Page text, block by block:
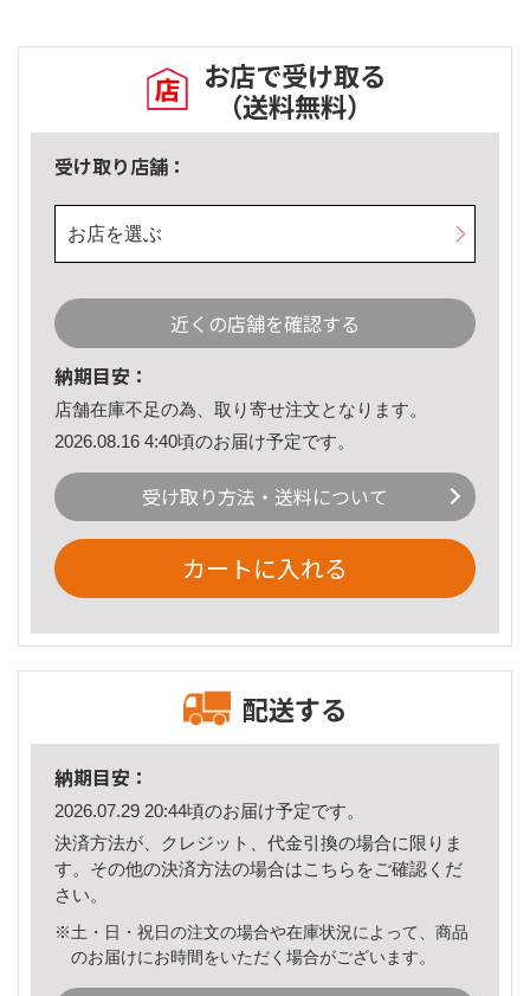
お店で受け取る
（送料無料）
受け取り店舗：
お店を選ぶ
近くの店舗を確認する
納期目安：
店舗在庫不足の為、取り寄せ注文となります。
2026.08.16 4:40頃のお届け予定です。
受け取り方法・送料について
カートに入れる
配送する
納期目安：
2026.07.29 20:44頃のお届け予定です。
決済方法が、クレジット、代金引換の場合に限りま
す。その他の決済方法の場合はこちら をご確認くだ
さい。
※土・日・祝日の注文の場合や在庫状況によって、商品
のお届けにお時間をいただく場合がございます。